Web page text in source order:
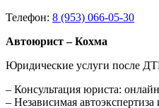
Телефон: 8 (953) 066-05-30
Автоюрист – Кохма
Юридические услуги после
– Консультация юриста:
– Независимая